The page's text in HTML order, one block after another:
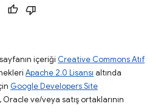
içeriği Creative Commons Atıf
Apache 2.0 Lisansı altında
Google Developers Site
ve/veya satış ortaklarının